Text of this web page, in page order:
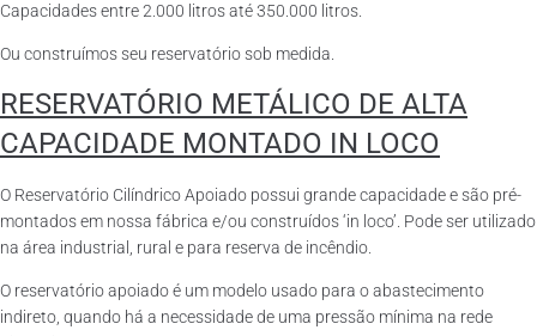
Capacidades entre 2.000 litros até 350.000 litros.
Ou construímos seu reservatório sob medida.
RESERVATÓRIO METÁLICO DE ALTA
CAPACIDADE MONTADO IN LOCO
O Reservatório Cilíndrico Apoiado possui grande capacidade e são pré-
montados em nossa fábrica e/ou construídos ‘in loco’. Pode ser utilizado
na área industrial, rural e para reserva de incêndio.
O reservatório apoiado é um modelo usado para o abastecimento
indireto, quando há a necessidade de uma pressão mínima na rede